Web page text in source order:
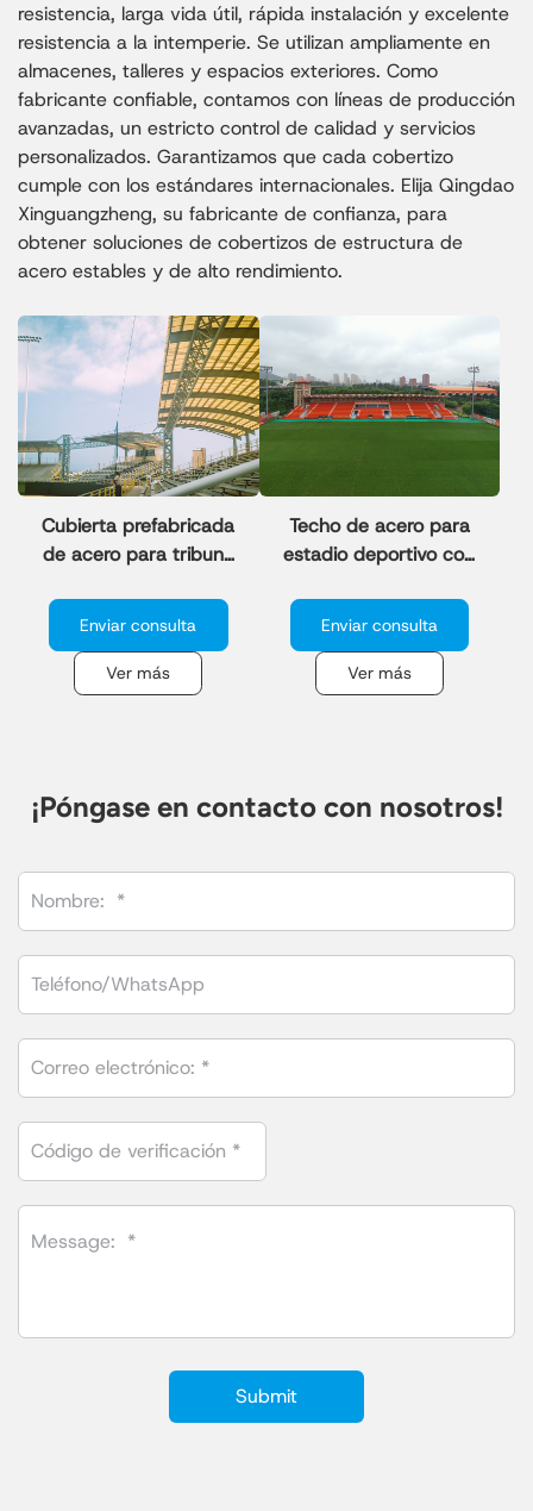
resistencia, larga vida útil, rápida instalación y excelente
resistencia a la intemperie. Se utilizan ampliamente en
almacenes, talleres y espacios exteriores. Como
fabricante confiable, contamos con líneas de producción
avanzadas, un estricto control de calidad y servicios
personalizados. Garantizamos que cada cobertizo
cumple con los estándares internacionales. Elija Qingdao
Xinguangzheng, su fabricante de confianza, para
obtener soluciones de cobertizos de estructura de
acero estables y de alto rendimiento.
Cubierta prefabricada
de acero para tribuna
Enviar consulta
Ver más
Techo de acero para
estadio deportivo con
Enviar consulta
Ver más
¡Póngase en contacto con nosotros!